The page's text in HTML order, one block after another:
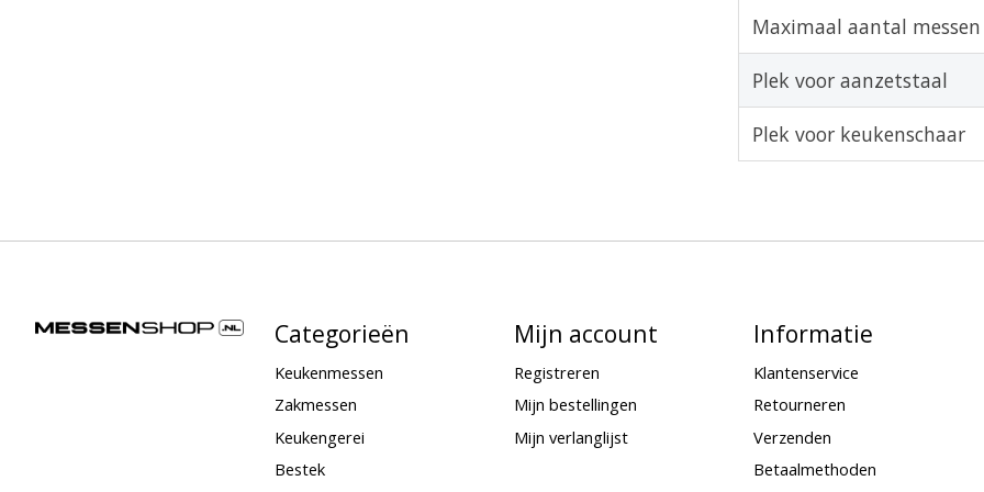
Maximaal aantal messen
Plek voor aanzetstaal
Plek voor keukenschaar
Categorieën
Keukenmessen
Zakmessen
Keukengerei
Bestek
Mijn account
Registreren
Mijn bestellingen
Mijn verlanglijst
Informatie
Klantenservice
Retourneren
Verzenden
Betaalmethoden